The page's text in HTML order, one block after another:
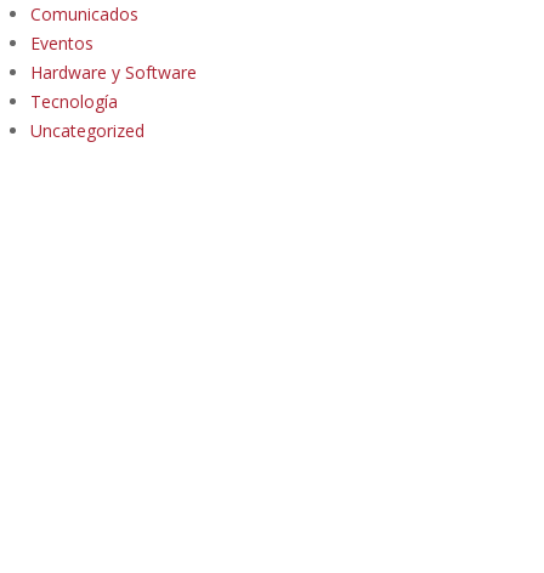
Comunicados
Eventos
Hardware y Software
Tecnología
Uncategorized